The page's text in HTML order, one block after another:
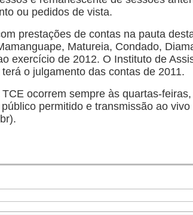
ou pedidos de vista.
prestações de contas na pauta
Matureia, Condado,
exercício de 2012. O Instituto de
o julgamento das contas de 2011.
ocorrem sempre às quartas-
permitido e transmissão ao vivo